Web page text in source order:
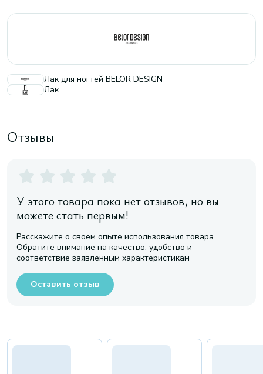
Лак для ногтей BELOR DESIGN
Лак
Отзывы
У этого товара пока нет отзывов, но вы
можете стать первым!
Расскажите о своем опыте использования товара.
Обратите внимание на качество, удобство и
соответствие заявленным характеристикам
Оставить отзыв